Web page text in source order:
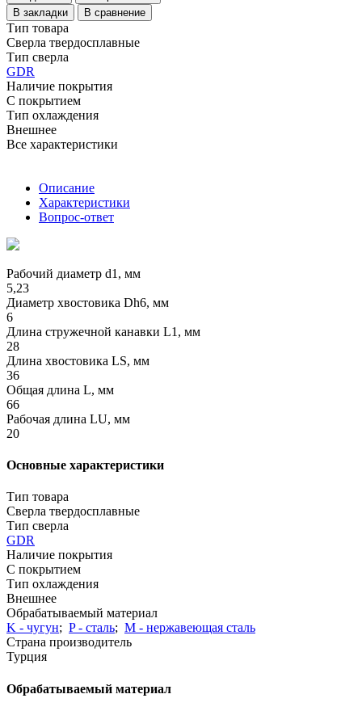
В закладки
В сравнение
Тип товара
Сверла твердосплавные
Тип сверла
GDR
Наличие покрытия
С покрытием
Тип охлаждения
Внешнее
Все характеристики
Описание
Характеристики
Вопрос-ответ
Рабочий диаметр d1, мм
5,23
Диаметр хвостовика Dh6, мм
6
Длина стружечной канавки L1, мм
28
Длина хвостовика LS, мм
36
Общая длина L, мм
66
Рабочая длина LU, мм
20
Основные характеристики
Тип товара
Сверла твердосплавные
Тип сверла
GDR
Наличие покрытия
С покрытием
Тип охлаждения
Внешнее
Обрабатываемый материал
K - чугун; P - сталь; М - нержавеющая сталь
Страна производитель
Турция
Обрабатываемый материал